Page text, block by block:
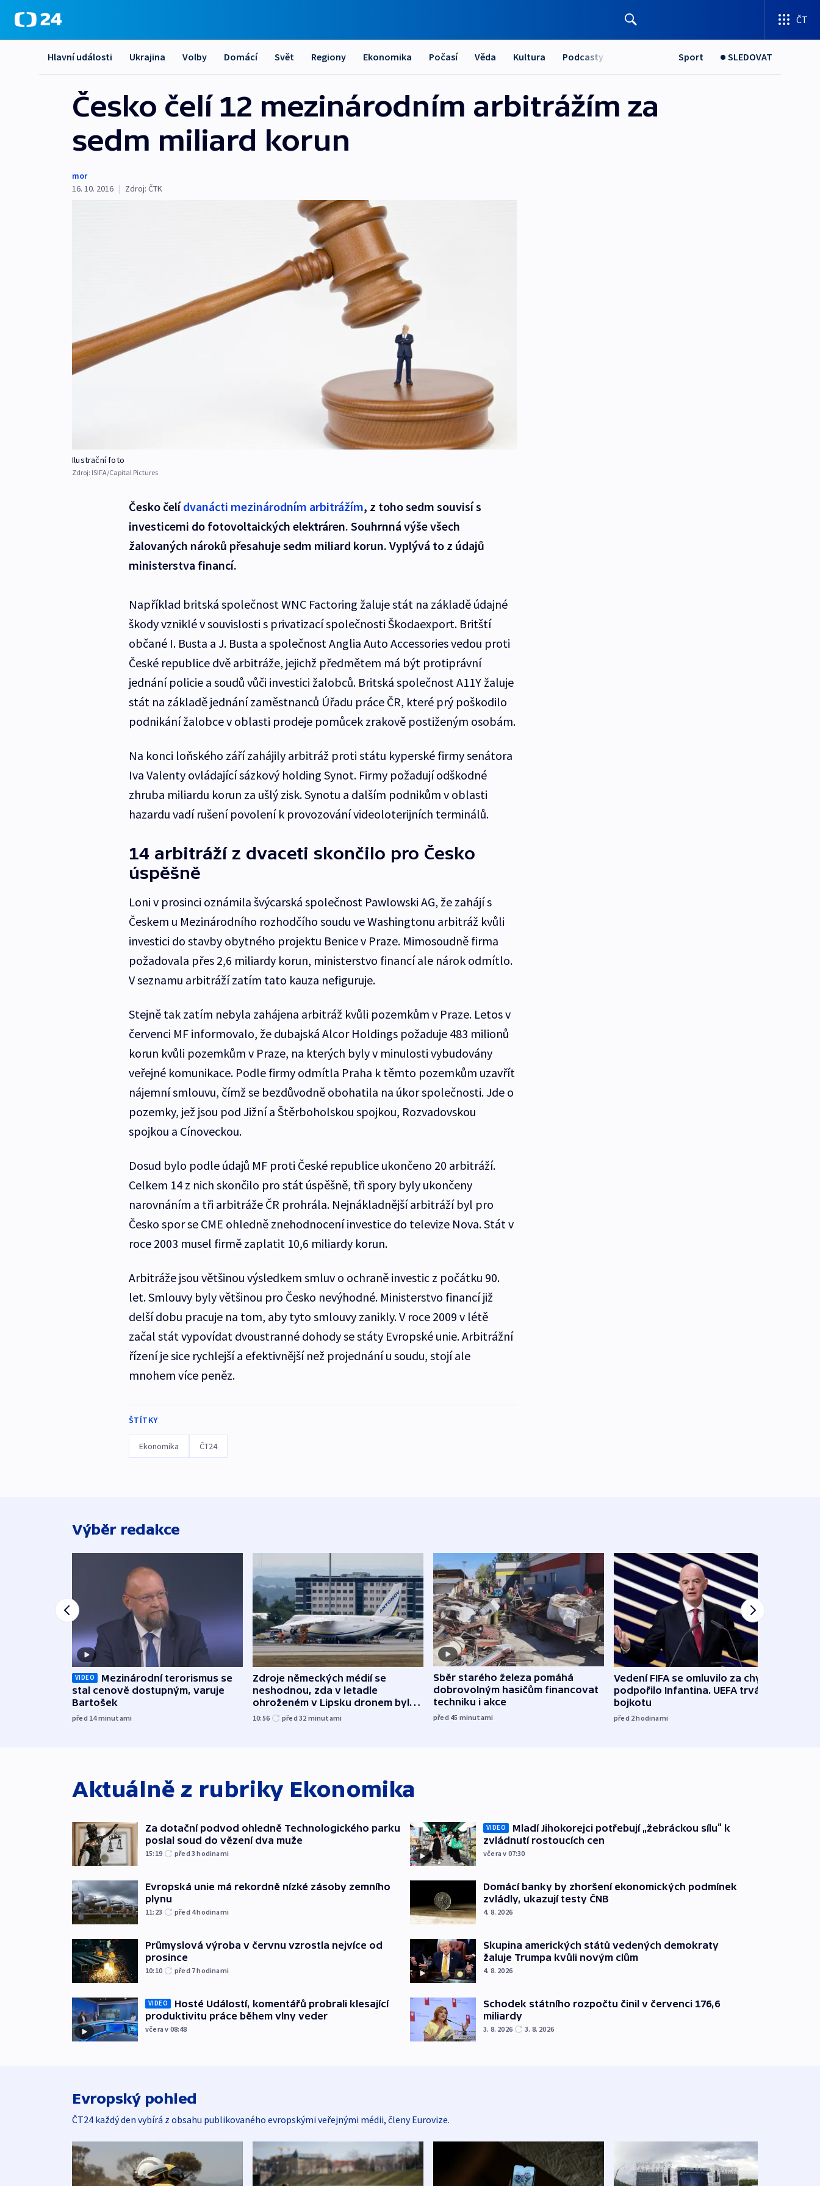
ČT
Hlavní události Ukrajina Volby Domácí Svět Regiony Ekonomika Počasí Věda Kultura Podcasty Sport SLEDOVAT
Česko čelí 12 mezinárodním arbitrážím za
sedm miliard korun
mor
16. 10. 2016 | Zdroj: ČTK
Ilustrační foto
Zdroj: ISIFA/Capital Pictures
Česko čelídvanácti mezinárodním arbitrážím, z toho sedm souvisí s
investicemi do fotovoltaických elektráren. Souhrnná výše všech
žalovaných nároků přesahuje sedm miliard korun. Vyplývá to z údajů
ministerstva financí.
Například britská společnost WNC Factoring žaluje stát na základě údajné
škody vzniklé v souvislosti s privatizací společnosti Škodaexport. Britští
občané I. Busta a J. Busta a společnost Anglia Auto Accessories vedou proti
České republice dvě arbitráže, jejichž předmětem má být protiprávní
jednání policie a soudů vůči investici žalobců. Britská společnost A11Y žaluje
stát na základě jednání zaměstnanců Úřadu práce ČR, které prý poškodilo
podnikání žalobce v oblasti prodeje pomůcek zrakově postiženým osobám.
Na konci loňského září zahájily arbitráž proti státu kyperské firmy senátora
Iva Valenty ovládající sázkový holding Synot. Firmy požadují odškodné
zhruba miliardu korun za ušlý zisk. Synotu a dalším podnikům v oblasti
hazardu vadí rušení povolení k provozování videoloterijních terminálů.
14 arbitráží z dvaceti skončilo pro Česko
úspěšně
Loni v prosinci oznámila švýcarská společnost Pawlowski AG, že zahájí s
Českem u Mezinárodního rozhodčího soudu ve Washingtonu arbitráž kvůli
investici do stavby obytného projektu Benice v Praze. Mimosoudně firma
požadovala přes 2,6 miliardy korun, ministerstvo financí ale nárok odmítlo.
V seznamu arbitráží zatím tato kauza nefiguruje.
Stejně tak zatím nebyla zahájena arbitráž kvůli pozemkům v Praze. Letos v
červenci MF informovalo, že dubajská Alcor Holdings požaduje 483 milionů
korun kvůli pozemkům v Praze, na kterých byly v minulosti vybudovány
veřejné komunikace. Podle firmy odmítla Praha k těmto pozemkům uzavřít
nájemní smlouvu, čímž se bezdůvodně obohatila na úkor společnosti. Jde o
pozemky, jež jsou pod Jižní a Štěrboholskou spojkou, Rozvadovskou
spojkou a Cínoveckou.
Dosud bylo podle údajů MF proti České republice ukončeno 20 arbitráží.
Celkem 14 z nich skončilo pro stát úspěšně, tři spory byly ukončeny
narovnáním a tři arbitráže ČR prohrála. Nejnákladnější arbitráží byl pro
Česko spor se CME ohledně znehodnocení investice do televize Nova. Stát v
roce 2003 musel firmě zaplatit 10,6 miliardy korun.
Arbitráže jsou většinou výsledkem smluv o ochraně investic z počátku 90.
let. Smlouvy byly většinou pro Česko nevýhodné. Ministerstvo financí již
delší dobu pracuje na tom, aby tyto smlouvy zanikly. V roce 2009 v létě
začal stát vypovídat dvoustranné dohody se státy Evropské unie. Arbitrážní
řízení je sice rychlejší a efektivnější než projednání u soudu, stojí ale
mnohem více peněz.
ŠTÍTKY
Ekonomika ČT24
Výběr redakce
VIDEO
Mezinárodní terorismus se
stal cenově dostupným, varuje
Bartošek
před 14minutami
Zdroje německých médií se
neshodnou, zda v letadle
ohroženém v Lipsku dronem byla
munice
10:56 před 32 minutami
Sběr starého železa pomáhá
dobrovolným hasičům financovat
techniku i akce
před 45 minutami
Vedení FIFA se omluvilo za chyby a
podpořilo Infantina. UEFA trvá na
bojkotu
před 2hodinami
Aktuálně z rubriky Ekonomika
Za dotační podvod ohledně Technologického parku
poslal soud do vězení dva muže
15:19 před 3hodinami
Evropská unie má rekordně nízké zásoby zemního
plynu
11:23 před 4hodinami
Průmyslová výroba v červnu vzrostla nejvíce od
prosince
10:10 před 7hodinami
VIDEO
Hosté Událostí, komentářů probrali klesající
produktivitu práce během vlny veder
včera v 08:48
VIDEO
Mladí Jihokorejci potřebují „žebráckou sílu“ k
zvládnutí rostoucích cen
včera v 07:30
Domácí banky by zhoršení ekonomických podmínek
zvládly, ukazují testy ČNB
4. 8. 2026
Skupina amerických států vedených demokraty
žaluje Trumpa kvůli novým clům
4. 8. 2026
Schodek státního rozpočtu činil v červenci 176,6
miliardy
3. 8. 2026 3. 8. 2026
Evropský pohled
ČT24 každý den vybírá z obsahu publikovaného evropskými veřejnými médii, členy Eurovize.